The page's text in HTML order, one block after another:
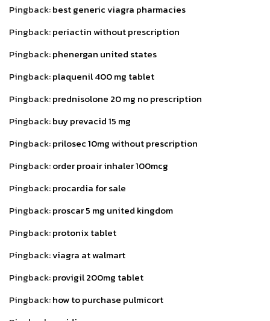
Pingback:best generic viagra pharmacies
Pingback:periactin without prescription
Pingback:phenergan united states
Pingback:plaquenil 400 mg tablet
Pingback:prednisolone 20 mg no prescription
Pingback:buy prevacid 15 mg
Pingback:prilosec 10mg without prescription
Pingback:order proair inhaler 100mcg
Pingback:procardia for sale
Pingback:proscar 5 mg united kingdom
Pingback:protonix tablet
Pingback:viagra at walmart
Pingback:provigil 200mg tablet
Pingback:how to purchase pulmicort